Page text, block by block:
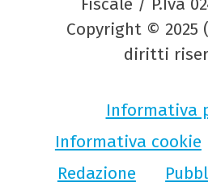
Copyright © 2025
diritti
Informativa
Informativa cookie
Redazione